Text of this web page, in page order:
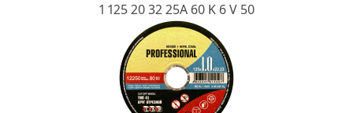
1 125 20 32 25А 60 K 6 V 50